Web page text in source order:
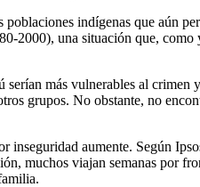
indígenas que aún
2000), una situación que,
más vulnerables al
grupos. No obstante, no
inseguridad aumente. Según
muchos viajan semanas por